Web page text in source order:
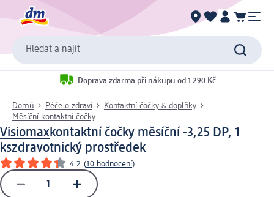
Hledat a najít
Doprava zdarma při nákupu od 1 290 Kč
Domů Péče o zdraví
Kontaktní čočky & doplňky
Měsíční kontaktní čočky
Visiomaxkontaktní čočky měsíční -3,25 DP, 1
kszdravotnický prostředek
4.2 (10 hodnocení)